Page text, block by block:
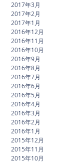
2017年3月
2017年2月
2017年1月
2016年12月
2016年11月
2016年10月
2016年9月
2016年8月
2016年7月
2016年6月
2016年5月
2016年4月
2016年3月
2016年2月
2016年1月
2015年12月
2015年11月
2015年10月